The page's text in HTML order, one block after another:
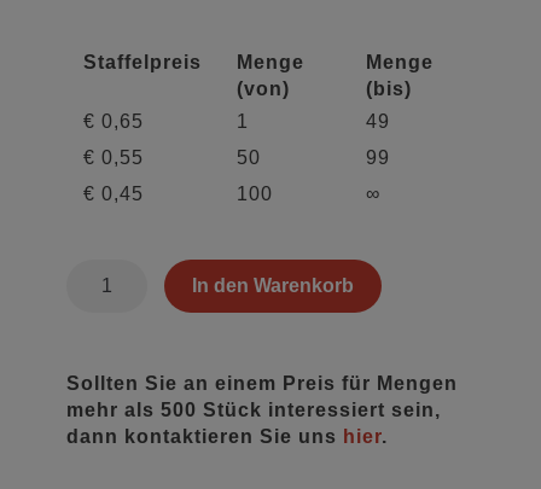
Staffelpreis
Menge
(von)
Menge
(bis)
€ 0,65 1
49
€ 0,55 50
99
€ 0,45 100 ∞
QEU9310112
Menge
In den Warenkorb
Sollten Sie an einem Preis für Mengen
mehr als 500 Stück interessiert sein,
dann kontaktieren Sie uns hier.